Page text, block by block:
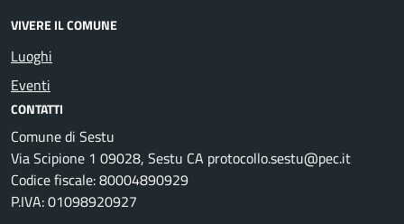
VIVERE IL COMUNE
Luoghi
Eventi
CONTATTI
Comune di Sestu
Via Scipione 1 09028, Sestu CA protocollo.sestu@pec.it
Codice fiscale: 80004890929
P.IVA: 01098920927